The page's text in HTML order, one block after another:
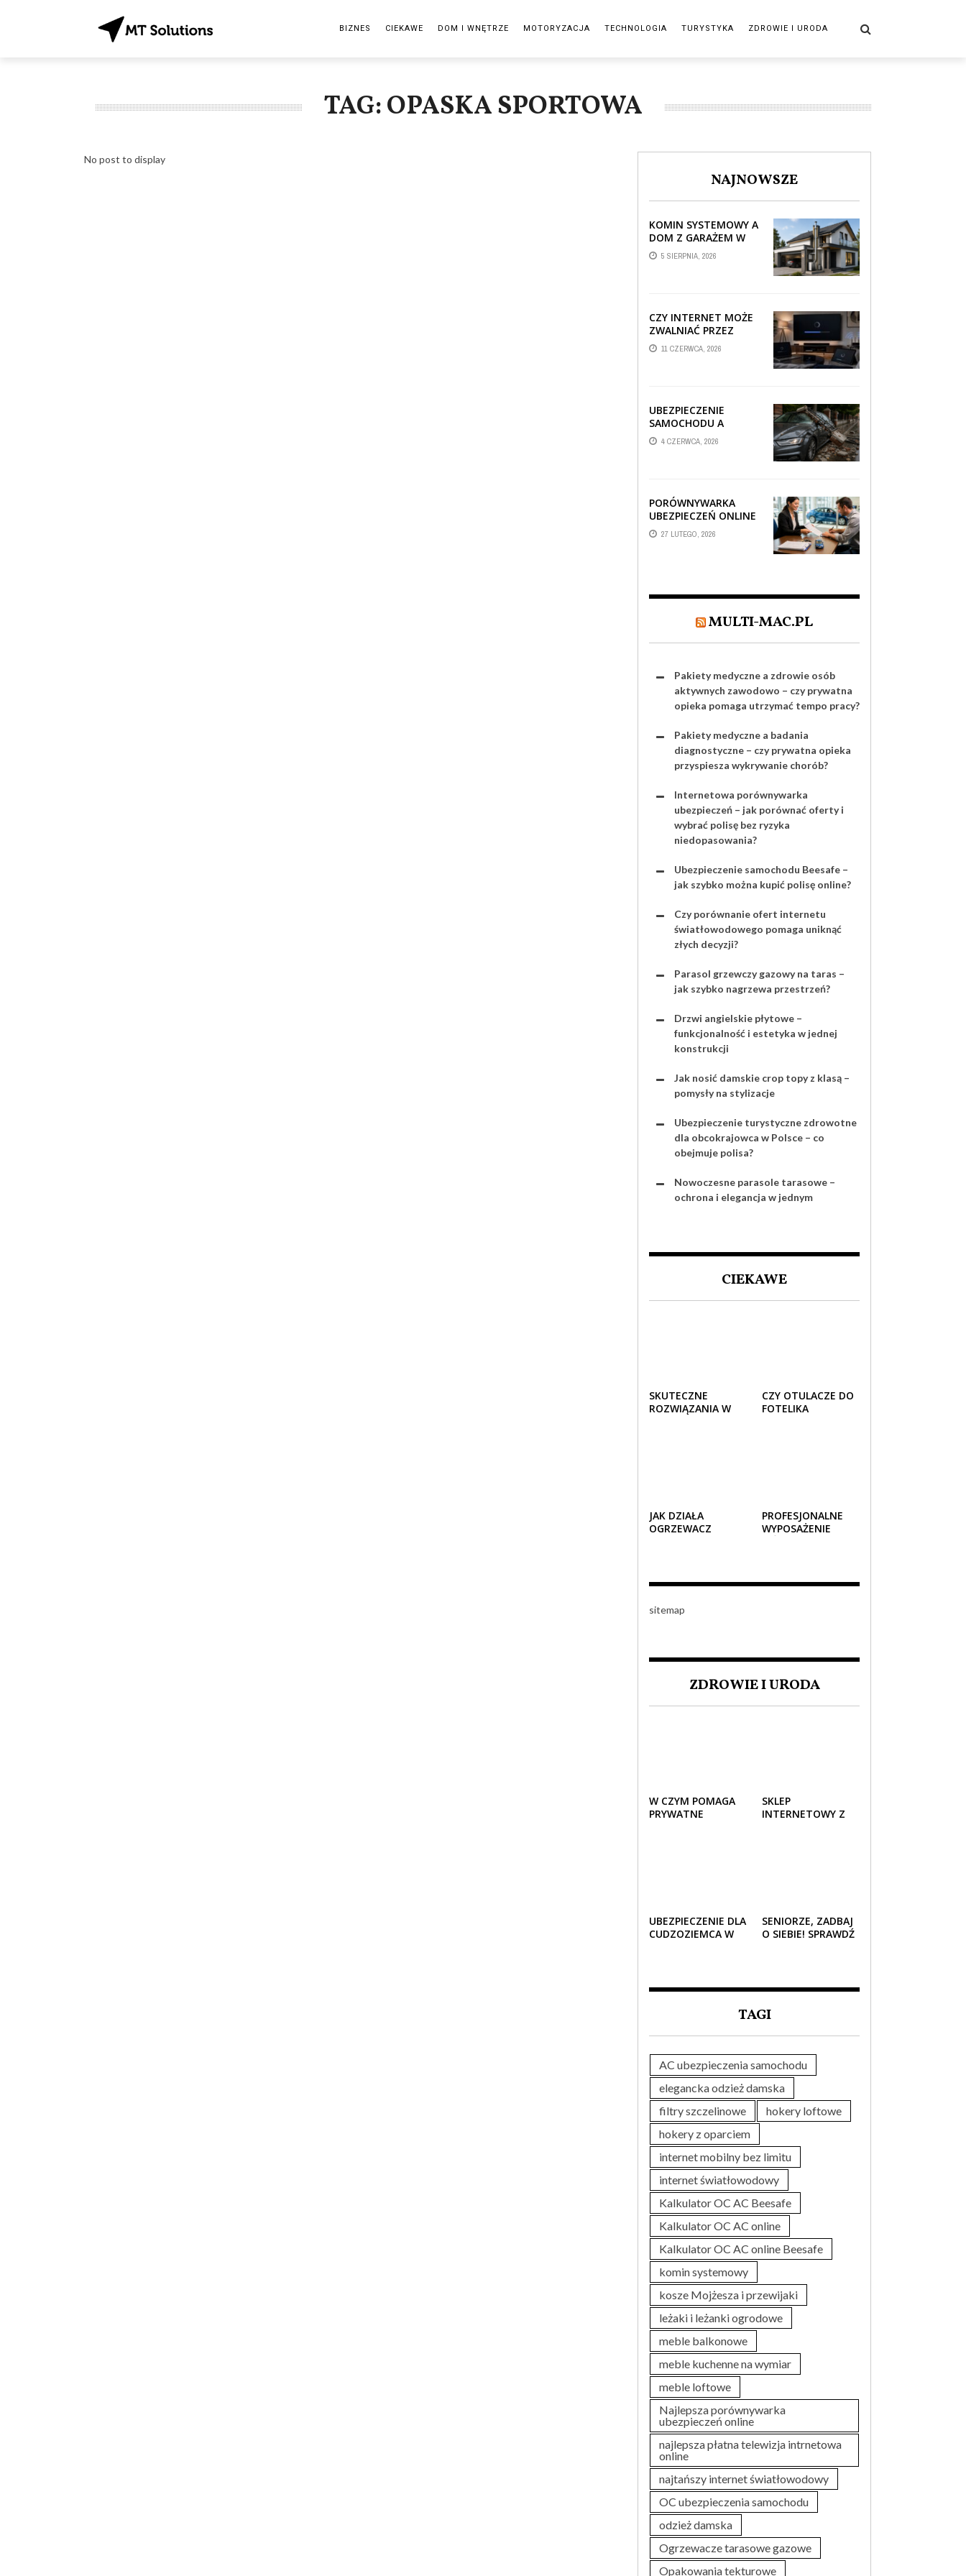
BIZNES CIEKAWE DOM I WNĘTRZE MOTORYZACJA TECHNOLOGIA TURYSTYKA ZDROWIE I URODA
TAG: OPASKA SPORTOWA
No post to display
NAJNOWSZE
KOMIN SYSTEMOWY A
DOM Z GARAŻEM W
BRYLE – JAK STREFA
TECHNICZNA WPŁYWA
5 SIERPNIA, 2026
CZY INTERNET MOŻE
ZWALNIAĆ PRZEZ
AUTOMATYCZNE
AKTUALIZACJE
11 CZERWCA, 2026
UBEZPIECZENIE
SAMOCHODU A
SZKODA PO
USZKODZENIU AUTA
4 CZERWCA, 2026
PORÓWNYWARKA
UBEZPIECZEŃ ONLINE
– JAK WYBRAĆ POLISĘ,
KTÓRA REALNIE
27 LUTEGO, 2026
MULTI-MAC.PL
Pakiety medyczne a zdrowie osób
aktywnych zawodowo – czy prywatna
opieka pomaga utrzymać tempo pracy?
Pakiety medyczne a badania
diagnostyczne – czy prywatna opieka
przyspiesza wykrywanie chorób?
Internetowa porównywarka
ubezpieczeń – jak porównać oferty i
wybrać polisę bez ryzyka
niedopasowania?
Ubezpieczenie samochodu Beesafe –
jak szybko można kupić polisę online?
Czy porównanie ofert internetu
światłowodowego pomaga uniknąć
złych decyzji?
Parasol grzewczy gazowy na taras –
jak szybko nagrzewa przestrzeń?
Drzwi angielskie płytowe –
funkcjonalność i estetyka w jednej
konstrukcji
Jak nosić damskie crop topy z klasą –
pomysły na stylizacje
Ubezpieczenie turystyczne zdrowotne
dla obcokrajowca w Polsce – co
obejmuje polisa?
Nowoczesne parasole tarasowe –
ochrona i elegancja w jednym
CIEKAWE
SKUTECZNE
ROZWIĄZANIA W
CZY OTULACZE DO
FOTELIKA
JAK DZIAŁA
OGRZEWACZ
PROFESJONALNE
WYPOSAŻENIE
sitemap
ZDROWIE I URODA
W CZYM POMAGA
PRYWATNE
SKLEP
INTERNETOWY Z
UBEZPIECZENIE DLA
CUDZOZIEMCA W
SENIORZE, ZADBAJ
O SIEBIE! SPRAWDŹ
TAGI
AC ubezpieczenia samochodu
elegancka odzież damska
filtry szczelinowe
hokery loftowe
hokery z oparciem
internet mobilny bez limitu
internet światłowodowy
Kalkulator OC AC Beesafe
Kalkulator OC AC online
Kalkulator OC AC online Beesafe
komin systemowy
kosze Mojżesza i przewijaki
leżaki i leżanki ogrodowe
meble balkonowe
meble kuchenne na wymiar
meble loftowe
Najlepsza porównywarka
ubezpieczeń online
najlepsza płatna telewizja intrnetowa
online
najtańszy internet światłowodowy
OC ubezpieczenia samochodu
odzież damska
Ogrzewacze tarasowe gazowe
Opakowania tekturowe